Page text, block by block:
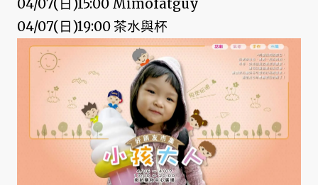
04/07(日)15:00 Mimofatguy
04/07(日)19:00 茶水與杯